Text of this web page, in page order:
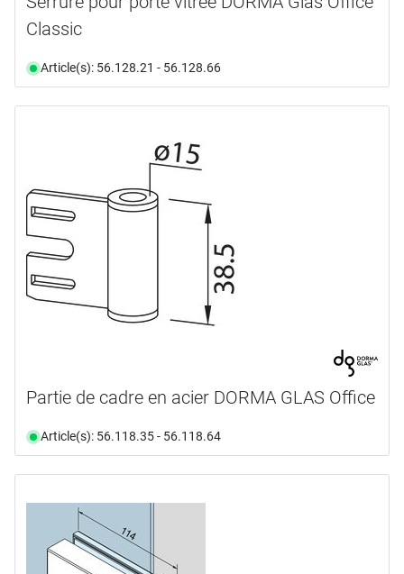
Classic
Article(s): 56.128.21 - 56.128.66
Partie de cadre en acier DORMA GLAS Office
Article(s): 56.118.35 - 56.118.64